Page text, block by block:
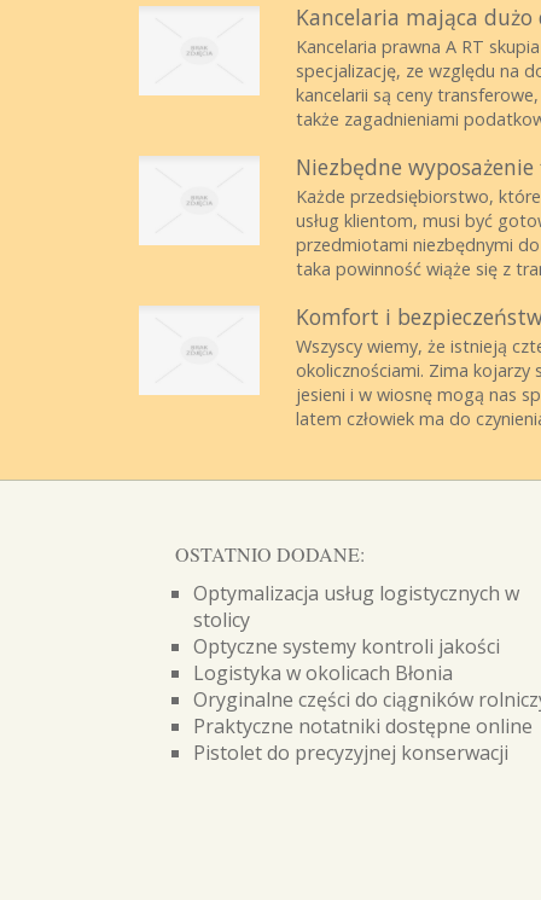
Kancelaria mająca
Kancelaria prawna A RT
specjalizację, ze względu na
kancelarii są ceny
także zagadnieniami
Niezbędne
Każde przedsiębiorstwo,
usług klientom, musi być
przedmiotami niezbędnymi
taka powinność wiąże się z
Komfort i
Wszyscy wiemy, że istnieją
okolicznościami. Zima kojarzy
jesieni i w wiosnę mogą nas
latem człowiek ma do
OSTATNIO DODANE:
Optymalizacja usług logistycznych w
stolicy
Optyczne systemy kontroli jakości
Logistyka w okolicach Błonia
Oryginalne części do ciągników
Praktyczne notatniki dostępne online
Pistolet do precyzyjnej konserwacji